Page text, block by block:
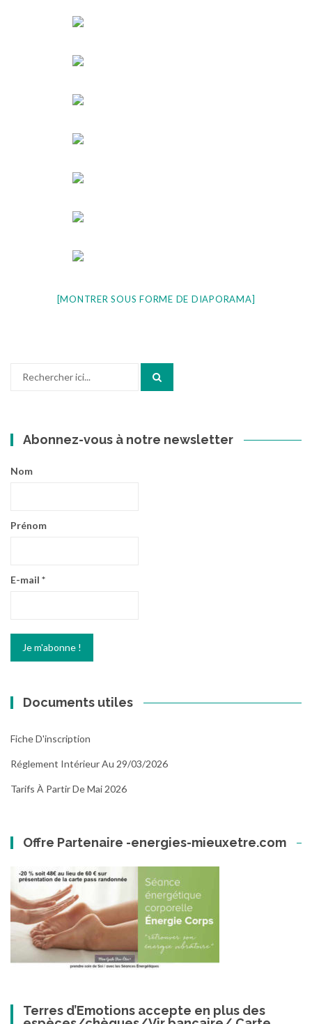
[MONTRER SOUS FORME DE DIAPORAMA]
Abonnez-vous à notre newsletter
Nom
Prénom
E-mail *
Documents utiles
Fiche D'inscription
Réglement Intérieur Au 29/03/2026
Tarifs À Partir De Mai 2026
Offre Partenaire -energies-mieuxetre.com
Terres d’Emotions accepte en plus des